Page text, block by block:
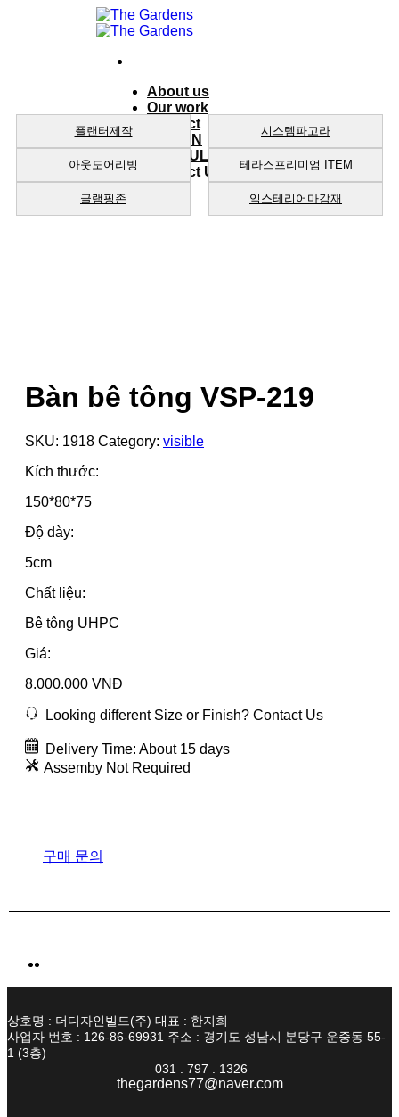
About us
Our work
product
DESIGN
CONSULTING
Contact Us
플랜터제작 시스템파고라
아웃도어리빙 테라스프리미엄 ITEM
글램핑존 익스테리어마감재
Bàn bê tông VSP-219
SKU: 1918 Category: visible
Kích thước:
150*80*75
Độ dày:
5cm
Chất liệu:
Bê tông UHPC
Giá:
8.000.000 VNĐ
Looking different Size or Finish? Contact Us
Delivery Time: About 15 days
Assemby Not Required
구매 문의
상호명 : 더디자인빌드(주) 대표 : 한지희
사업자 번호 : 126-86-69931 주소 : 경기도 성남시 분당구 운중동 55-
1 (3층)
031 . 797 . 1326
thegardens77@naver.com